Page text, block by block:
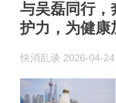
与吴磊同行，
护力，为健康
快消乱谈 2026-04-24